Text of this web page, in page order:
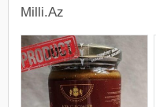
Milli.Az